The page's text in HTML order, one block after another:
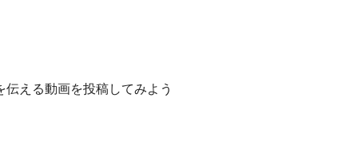
える動画を投稿してみよう